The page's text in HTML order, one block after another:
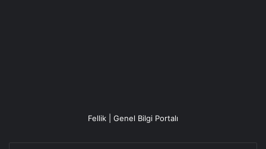
Fellik | Genel Bilgi Portalı